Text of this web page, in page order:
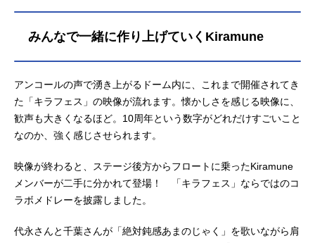
みんなで一緒に作り上げていくKiramune
アンコールの声で湧き上がるドーム内に、これまで開催されてき
た「キラフェス」の映像が流れます。懐かしさを感じる映像に、
歓声も大きくなるほど。10周年という数字がどれだけすごいこと
なのか、強く感じさせられます。
映像が終わると、ステージ後方からフロートに乗ったKiramune
メンバーが二手に分かれて登場！ 「キラフェス」ならではのコ
ラボメドレーを披露しました。
代永さんと千葉さんが「絶対鈍感あまのじゃく」を歌いながら肩